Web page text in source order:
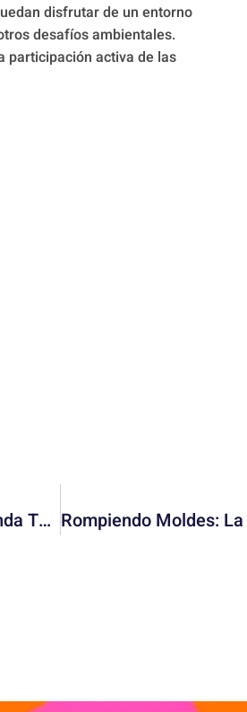
disfrutar de un entorno
desafíos ambientales.
participación activa de las
El Juego Del Calamar: Lo Que Sabemos Sobre La Segunda Temporada